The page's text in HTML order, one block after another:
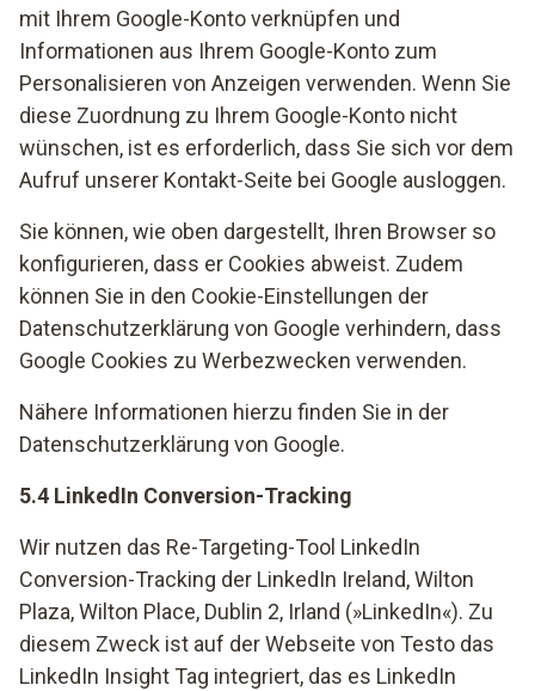
mit Ihrem Google-Konto verknüpfen und
Informationen aus Ihrem Google-Konto zum
Personalisieren von Anzeigen verwenden. Wenn Sie
diese Zuordnung zu Ihrem Google-Konto nicht
wünschen, ist es erforderlich, dass Sie sich vor dem
Aufruf unserer Kontakt-Seite bei Google ausloggen.
Sie können, wie oben dargestellt, Ihren Browser so
konfigurieren, dass er Cookies abweist. Zudem
können Sie in den Cookie-Einstellungen der
Datenschutzerklärung von Google verhindern, dass
Google Cookies zu Werbezwecken verwenden.
Nähere Informationen hierzu finden Sie in der
Datenschutzerklärung von Google.
5.4 LinkedIn Conversion-Tracking
Wir nutzen das Re-Targeting-Tool LinkedIn
Conversion-Tracking der LinkedIn Ireland, Wilton
Plaza, Wilton Place, Dublin 2, Irland (»LinkedIn«). Zu
diesem Zweck ist auf der Webseite von Testo das
LinkedIn Insight Tag integriert, das es LinkedIn